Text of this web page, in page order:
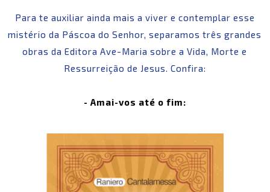
Para te auxiliar ainda mais a viver e contemplar esse
mistério da Páscoa do Senhor, separamos três grandes
obras da Editora Ave-Maria sobre a Vida, Morte e
Ressurreição de Jesus. Confira:
- Amai-vos até o fim: